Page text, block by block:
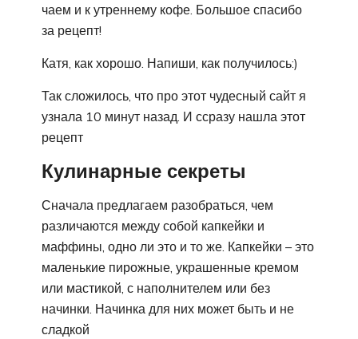
чаем и к утреннему кофе. Большое спасибо
за рецепт!
Катя, как хорошо. Напиши, как получилось:)
Так сложилось, что про этот чудесный сайт я
узнала 10 минут назад. И ссразу нашла этот
рецепт
Кулинарные секреты
Сначала предлагаем разобраться, чем
различаются между собой капкейки и
маффины, одно ли это и то же. Капкейки – это
маленькие пирожные, украшенные кремом
или мастикой, с наполнителем или без
начинки. Начинка для них может быть и не
сладкой